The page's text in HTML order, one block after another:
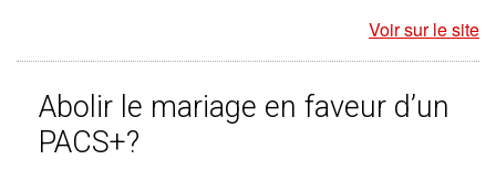
Voir sur le site
Abolir le mariage en faveur d’un
PACS+?